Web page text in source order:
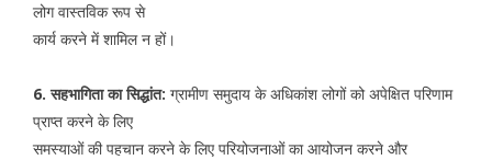
लोग वास्तविक रूप से
कार्य करने में शामिल न हों।
6. सहभागिता का सिद्धांत: ग्रामीण समुदाय के अधिकांश लोगों को अपेक्षित परिणाम
प्राप्त करने के लिए
समस्याओं की पहचान करने के लिए परियोजनाओं का आयोजन करने और